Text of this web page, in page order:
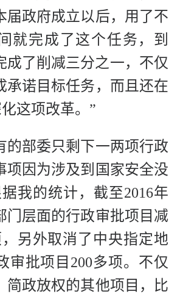
届政府成立以后，用了不
就完成了这个任务，到
成了削减三分之一，不仅
承诺目标任务，而且还在
这项改革。”
的部委只剩下一两项行政
项因为涉及到国家安全没
我的统计，截至2016年
门层面的行政审批项目减
另外取消了中央指定地
审批项目200多项。不仅
简政放权的其他项目，比